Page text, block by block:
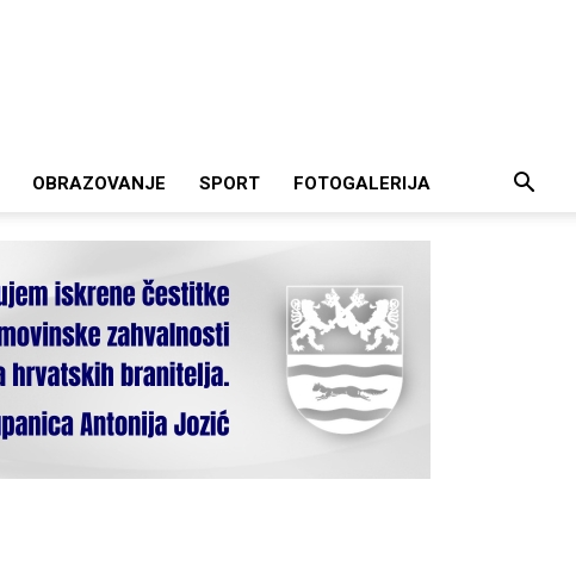
OBRAZOVANJE SPORT FOTOGALERIJA